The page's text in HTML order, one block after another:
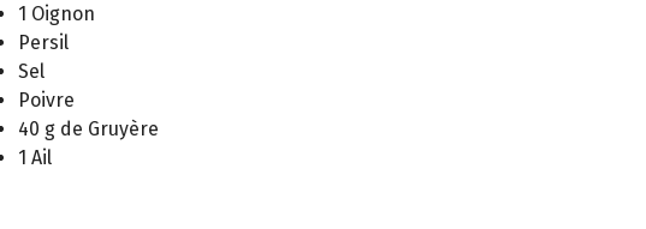
1 Oignon
Persil
Sel
Poivre
40 g de Gruyère
1 Ail